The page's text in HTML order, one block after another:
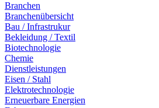
Branchen
Branchenübersicht
Bau / Infrastrukur
Bekleidung / Textil
Biotechnologie
Chemie
Dienstleistungen
Eisen / Stahl
Elektrotechnologie
Erneuerbare Energien